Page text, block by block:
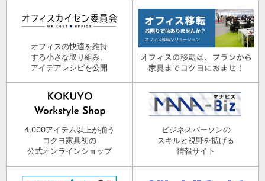
オフィスの快適を維持
する小さな取り組み。
アイデアレシピを公開
4,000アイテム以上が揃う
コクヨ家具初の
公式オンラインショップ
ビジネスパーソンの
スキルと視野を拡げる
情報サイト